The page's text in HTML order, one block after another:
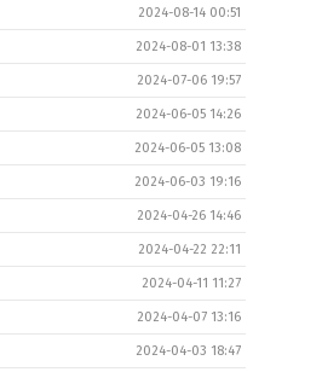
2024-08-14 00:51
2024-08-01 13:38
2024-07-06 19:57
2024-06-05 14:26
2024-06-05 13:08
2024-06-03 19:16
2024-04-26 14:46
2024-04-22 22:11
2024-04-11 11:27
2024-04-07 13:16
2024-04-03 18:47